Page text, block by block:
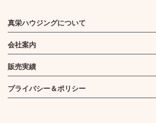
真栄ハウジングについて
会社案内
販売実績
プライバシー＆ポリシー